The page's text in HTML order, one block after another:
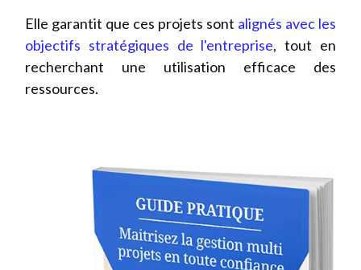
Elle garantit que ces projets sont alignés avec les
objectifs stratégiques de l'entreprise, tout en
recherchant une utilisation efficace des
ressources.